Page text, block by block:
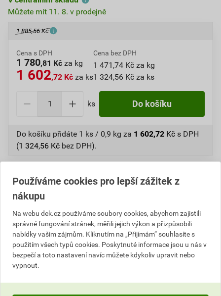
Můžete mít 11. 8. v prodejně
1 885,56 Kč
Cena s DPH
1 780,81 Kč za kg
1 602,72 Kč za ks
Cena bez DPH
1 471,74 Kč za kg
1 324,56 Kč za ks
ks Do košíku
Do košíku přidáte 1 ks / 0,9 kg za 1 602,72 Kč s DPH
(1 324,56 Kč bez DPH).
Výrobky značky:RENOLIT
Upozornění
Upozorňujeme, že tento výrobek je možné prodat
pouze zákazníkům s platným IČ.
Informace o ceně
Používáme cookies pro lepší zážitek z
nákupu
Na webu dek.cz používáme soubory cookies, abychom zajistili
správné fungování stránek, měřili jejich výkon a přizpůsobili
nabídky vašim zájmům. Kliknutím na „Přijímám“ souhlasíte s
použitím všech typů cookies. Poskytnuté informace jsou u nás v
bezpečí a toto nastavení navíc můžete kdykoliv upravit nebo
vypnout.